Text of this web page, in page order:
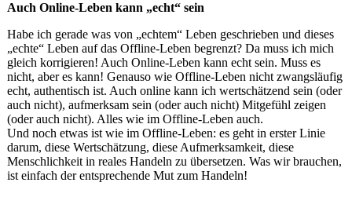
Auch Online-Leben kann „echt“ sein
Habe ich gerade was von „echtem“ Leben geschrieben und dieses
„echte“ Leben auf das Offline-Leben begrenzt? Da muss ich mich
gleich korrigieren! Auch Online-Leben kann echt sein. Muss es
nicht, aber es kann! Genauso wie Offline-Leben nicht zwangsläufig
echt, authentisch ist. Auch online kann ich wertschätzend sein (oder
auch nicht), aufmerksam sein (oder auch nicht) Mitgefühl zeigen
(oder auch nicht). Alles wie im Offline-Leben auch.
Und noch etwas ist wie im Offline-Leben: es geht in erster Linie
darum, diese Wertschätzung, diese Aufmerksamkeit, diese
Menschlichkeit in reales Handeln zu übersetzen. Was wir brauchen,
ist einfach der entsprechende Mut zum Handeln!